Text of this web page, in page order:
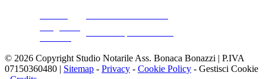
© 2026 Copyright Studio Notarile Ass. Bonaca Bonazzi | P.IVA
07150360480 | Sitemap - Privacy - Cookie Policy - Gestisci Cookie